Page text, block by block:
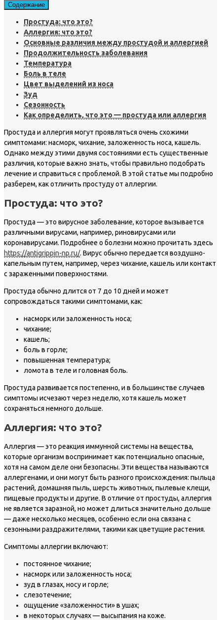
Содержание
Простуда: что это?
Аллергия: что это?
Основные различия между простудой и аллергией
Продолжительность заболевания
Температура
Боль в теле
Цвет выделений из носа
Зуд
Сезонность
Как определить, что это — простуда или аллергия
Простуда и аллергия могут проявляться очень схожими
симптомами: насморк, чихание, заложенность носа, кашель.
Однако между этими двумя состояниями есть существенные
различия, которые важно знать, чтобы правильно подобрать
лечение и справиться с проблемой. В этой статье мы подробно
разберем, как отличить простуду от аллергии.
Простуда: что это?
Простуда — это вирусное заболевание, которое вызывается
различными вирусами, например, риновирусами или
коронавирусами. Подробнее о болезни можно прочитать здесь
https://antigrippin-np.ru/. Вирус обычно передается воздушно-
капельным путем, например, через чихание, кашель или контакт
с зараженными поверхностями.
Простуда обычно длится от 7 до 10 дней и может
сопровождаться такими симптомами, как:
насморк или заложенность носа;
чихание;
кашель;
боль в горле;
повышенная температура;
ломота в теле и головная боль.
Простуда развивается постепенно, и в большинстве случаев
симптомы исчезают через неделю, хотя кашель может
сохраняться немного дольше.
Аллергия: что это?
Аллергия — это реакция иммунной системы на вещества,
которые организм воспринимает как потенциально опасные,
хотя на самом деле они безопасны. Эти вещества называются
аллергенами, и они могут быть разного происхождения: пыльца
растений, домашняя пыль, шерсть животных, пылевые клещи,
пищевые продукты и другие. В отличие от простуды, аллергия
не является заразной, но может длиться значительно дольше
— даже несколько месяцев, особенно если она связана с
сезонными раздражителями, такими как цветущие растения.
Симптомы аллергии включают:
постоянное чихание;
насморк или заложенность носа;
зуд в глазах, носу и горле;
слезотечение;
ощущение «заложенности» в ушах;
в некоторых случаях — высыпания на коже.